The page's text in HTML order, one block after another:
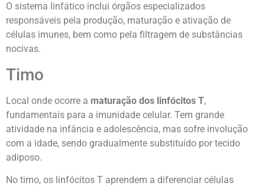
O sistema linfático inclui órgãos especializados
responsáveis pela produção, maturação e ativação de
células imunes, bem como pela filtragem de substâncias
nocivas.
Timo
Local onde ocorre a maturação dos linfócitos T,
fundamentais para a imunidade celular. Tem grande
atividade na infância e adolescência, mas sofre involução
com a idade, sendo gradualmente substituído por tecido
adiposo.
No timo, os linfócitos T aprendem a diferenciar células